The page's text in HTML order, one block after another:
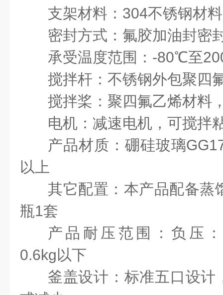
支架材料：304不锈钢材料
密封方式：氟胶加油封密
承受温度范围：-80℃至
搅拌杆：不锈钢外包聚四
搅拌桨：聚四氟乙烯材
电机：减速电机，可搅拌
产品材质：硼硅玻璃
以上
其它配置：本产品配备蒸
瓶1套
产品耐压范围：负压
0.6kg以下
釜盖设计：标准五口设计